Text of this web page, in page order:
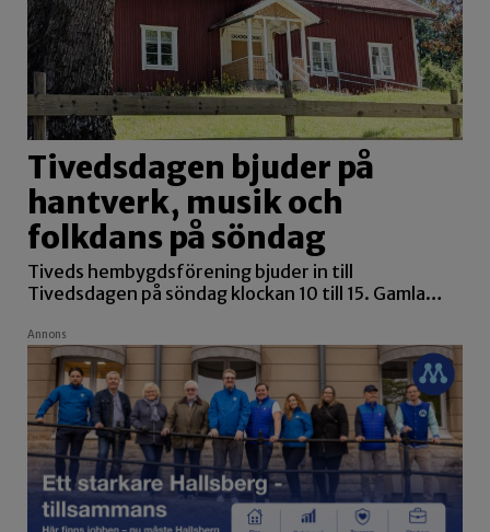
Tivedsdagen bjuder på
hantverk, musik och
folkdans på söndag
Tiveds hembygdsförening bjuder in till
Tivedsdagen på söndag klockan 10 till 15. Gamla…
Annons